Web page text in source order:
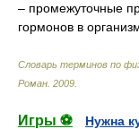
– промежуточные
гормонов в
Словарь терминов по
Роман 2009
Игры ⚽
Нужна